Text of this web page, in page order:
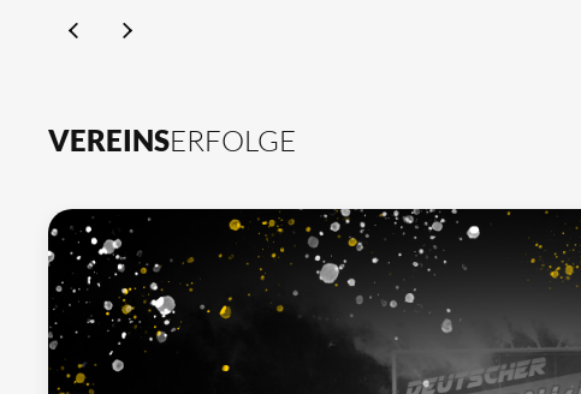
VEREINSERFOLGE